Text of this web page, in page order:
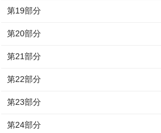
第19部分
第20部分
第21部分
第22部分
第23部分
第24部分